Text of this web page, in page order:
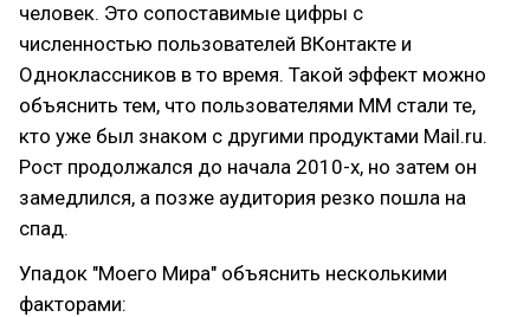
человек. Это сопоставимые цифры с
численностью пользователей ВКонтакте и
Одноклассников в то время. Такой эффект можно
объяснить тем, что пользователями ММ стали те,
кто уже был знаком с другими продуктами Mail.ru.
Рост продолжался до начала 2010-х, но затем он
замедлился, а позже аудитория резко пошла на
спад.
Упадок "Моего Мира" объяснить несколькими
факторами: